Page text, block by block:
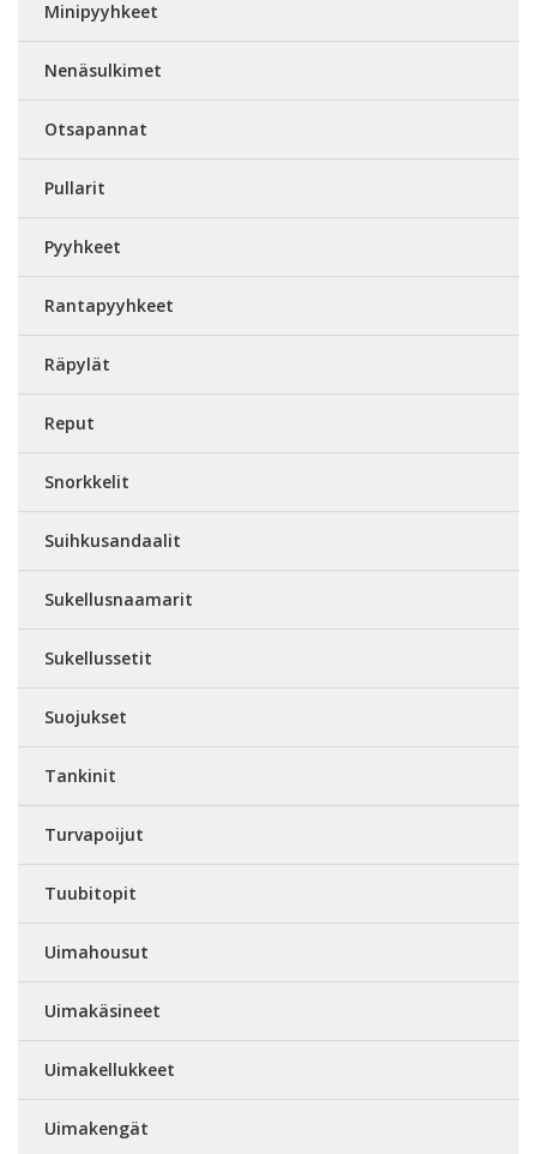
Minipyyhkeet
Nenäsulkimet
Otsapannat
Pullarit
Pyyhkeet
Rantapyyhkeet
Räpylät
Reput
Snorkkelit
Suihkusandaalit
Sukellusnaamarit
Sukellussetit
Suojukset
Tankinit
Turvapoijut
Tuubitopit
Uimahousut
Uimakäsineet
Uimakellukkeet
Uimakengät